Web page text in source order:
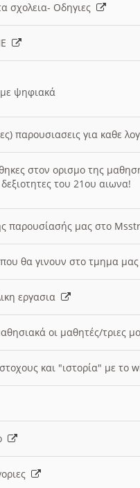
σχολεια- Οδηγιες
ψηφιακά
παρουσιασεις για καθε
στον ορισμο της
του 21ου αιωνα!
παρουσίασής μας στο
θα γινουν στο τμημα
εργασια
οι μαθητές/τριες
και "ιστορία" με το